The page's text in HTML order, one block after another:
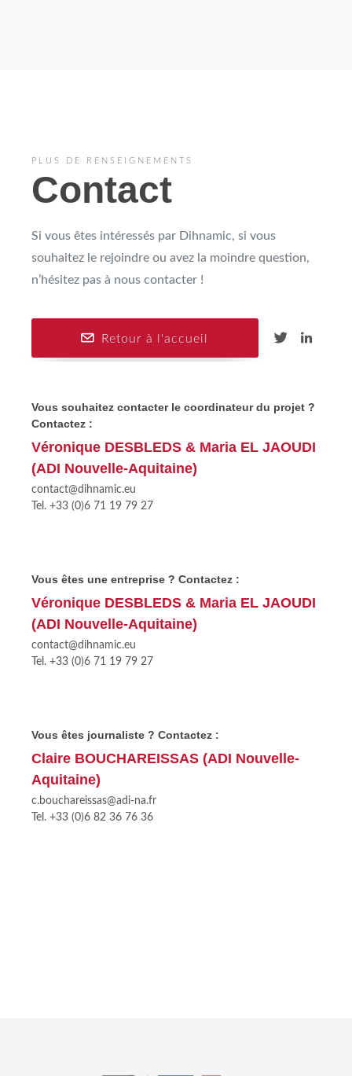
PLUS DE RENSEIGNEMENTS
Contact
Si vous êtes intéressés par Dihnamic, si vous
souhaitez le rejoindre ou avez la moindre question,
n’hésitez pas à nous contacter !
Retour à l'accueil
Vous souhaitez contacter le coordinateur du projet ?
Contactez :
Véronique DESBLEDS & Maria EL JAOUDI
(ADI Nouvelle-Aquitaine)
contact@dihnamic.eu
Tel. +33 (0)6 71 19 79 27
Vous êtes une entreprise ? Contactez :
Véronique DESBLEDS & Maria EL JAOUDI
(ADI Nouvelle-Aquitaine)
contact@dihnamic.eu
Tel. +33 (0)6 71 19 79 27
Vous êtes journaliste ? Contactez :
Claire BOUCHAREISSAS (ADI Nouvelle-
Aquitaine)
c.bouchareissas@adi-na.fr
Tel. +33 (0)6 82 36 76 36